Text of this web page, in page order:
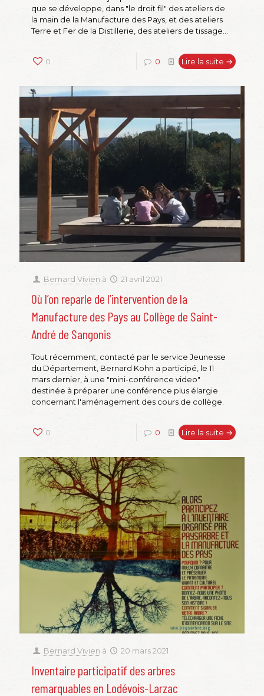
que se développe, dans "le droit fil" des ateliers de
la main de la Manufacture des Pays, et des ateliers
Terre et Fer de la Distillerie, des ateliers de tissage...
0 0 Lire la suite →
Bernard Vivien à 21 avril 2021
Où l’on reparle de l’intervention de la
Manufacture des Pays au Collège de Saint-
André de Sangonis
Tout récemment, contacté par le service Jeunesse
du Département, Bernard Kohn a participé, le 11
mars dernier, à une "mini-conférence video"
destinée à préparer une conférence plus élargie
concernant l'aménagement des cours de collège.
0 0 Lire la suite →
Bernard Vivien à 20 mars 2021
Inventaire participatif des arbres
remarquables en Lodévois-Larzac